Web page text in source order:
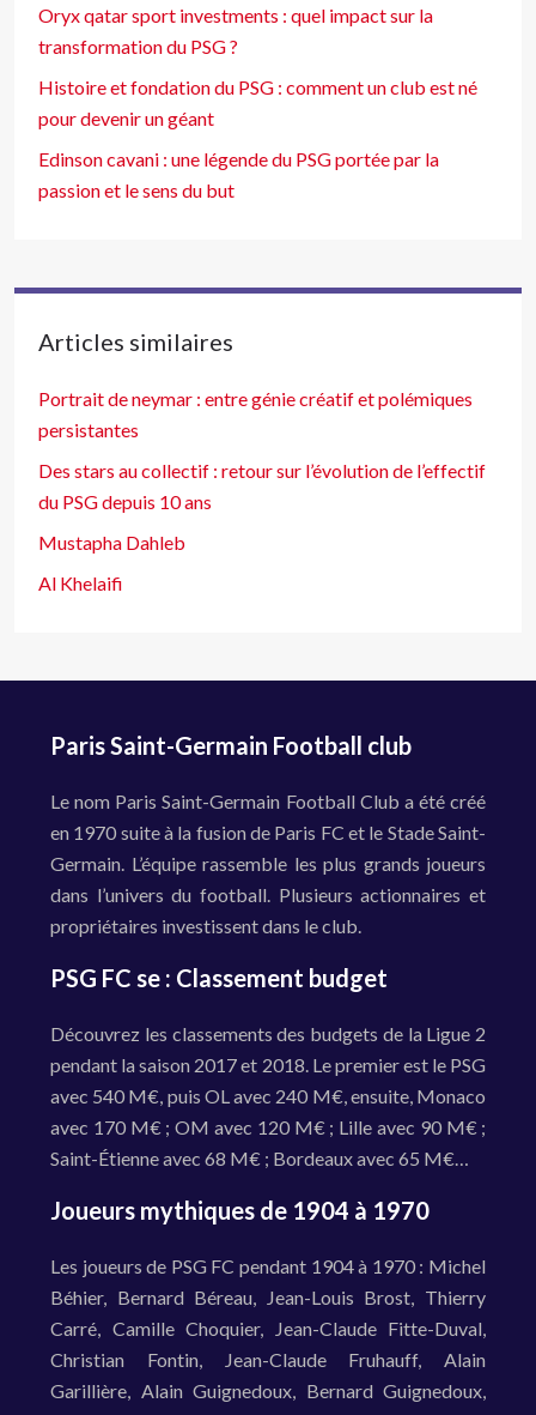
Oryx qatar sport investments : quel impact sur la
transformation du PSG ?
Histoire et fondation du PSG : comment un club est né
pour devenir un géant
Edinson cavani : une légende du PSG portée par la
passion et le sens du but
Articles similaires
Portrait de neymar : entre génie créatif et polémiques
persistantes
Des stars au collectif : retour sur l’évolution de l’effectif
du PSG depuis 10 ans
Mustapha Dahleb
Al Khelaifi
Paris Saint-Germain Football club
Le nom Paris Saint-Germain Football Club a été créé
en 1970 suite à la fusion de Paris FC et le Stade Saint-
Germain. L’équipe rassemble les plus grands joueurs
dans l’univers du football. Plusieurs actionnaires et
propriétaires investissent dans le club.
PSG FC se : Classement budget
Découvrez les classements des budgets de la Ligue 2
pendant la saison 2017 et 2018. Le premier est le PSG
avec 540 M€, puis OL avec 240 M€, ensuite, Monaco
avec 170 M€ ; OM avec 120 M€ ; Lille avec 90 M€ ;
Saint-Étienne avec 68 M€ ; Bordeaux avec 65 M€…
Joueurs mythiques de 1904 à 1970
Les joueurs de PSG FC pendant 1904 à 1970 : Michel
Béhier, Bernard Béreau, Jean-Louis Brost, Thierry
Carré, Camille Choquier, Jean-Claude Fitte-Duval,
Christian Fontin, Jean-Claude Fruhauff, Alain
Garillière, Alain Guignedoux, Bernard Guignedoux,